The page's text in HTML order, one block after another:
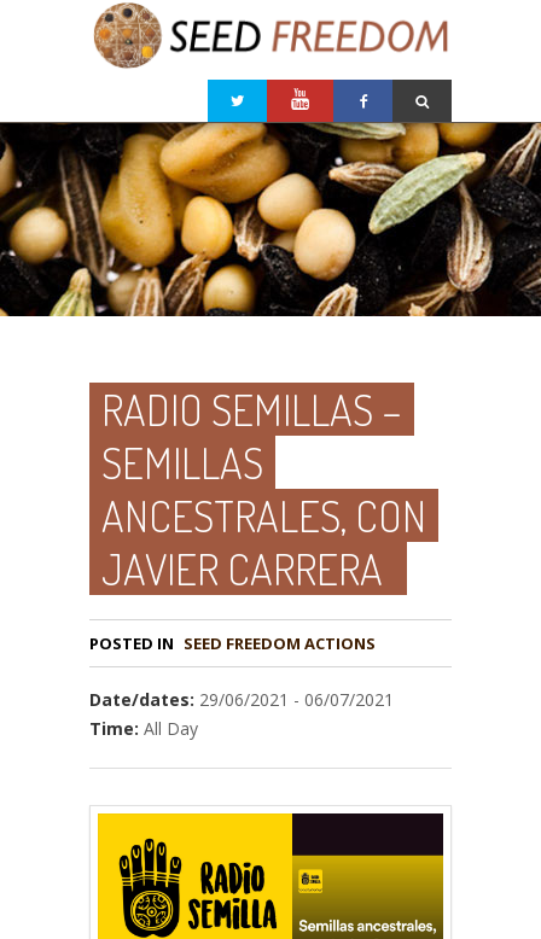
RADIO SEMILLAS –
SEMILLAS
ANCESTRALES, CON
JAVIER CARRERA
POSTED IN
Date/dates: 29/06/2021 - 06/07/2021
Time: All Day